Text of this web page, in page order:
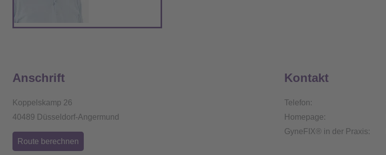
Anschrift
Koppelskamp 26
40489 Düsseldorf-Angermund
Route berechnen
Kontakt
Telefon:
Homepage:
GyneFIX® in der Praxis: